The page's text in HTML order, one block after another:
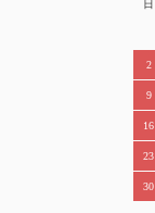
日
2
9
16
23
30